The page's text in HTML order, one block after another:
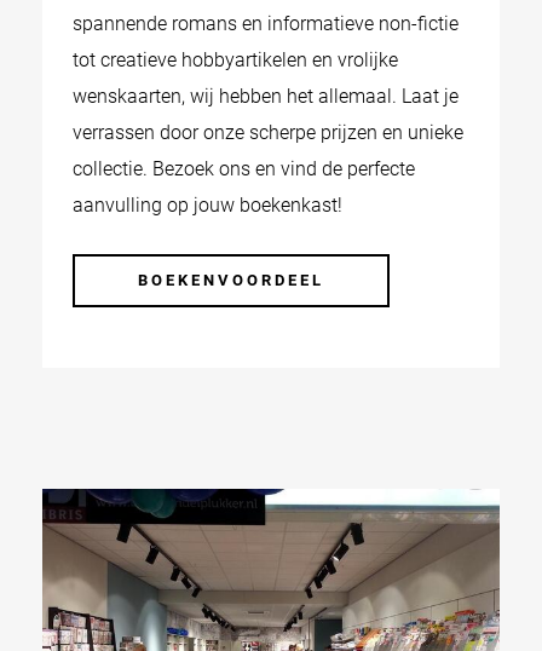
spannende romans en informatieve non-fictie
tot creatieve hobbyartikelen en vrolijke
wenskaarten, wij hebben het allemaal. Laat je
verrassen door onze scherpe prijzen en unieke
collectie. Bezoek ons en vind de perfecte
aanvulling op jouw boekenkast!
BOEKENVOORDEEL